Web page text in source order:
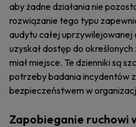
aby żadne działania nie
rozwiązanie tego typu
audytu całej
uzyskał dostęp do
miał miejsce. Te dzienniki są
potrzeby badania incydentów
bezpieczeństwem w
Zapobieganie ruchowi